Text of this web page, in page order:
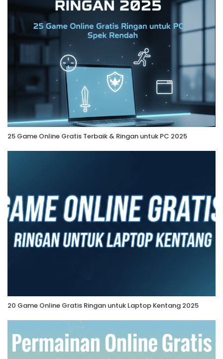
25 Game Online Gratis Terbaik & Ringan untuk PC 2025
20 Game Online Gratis Ringan untuk Laptop Kentang 2025